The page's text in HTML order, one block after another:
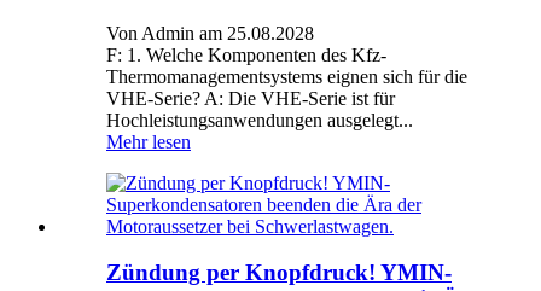
Von Admin am 25.08.2028
F: 1. Welche Komponenten des Kfz-
Thermomanagementsystems eignen sich für die
VHE-Serie? A: Die VHE-Serie ist für
Hochleistungsanwendungen ausgelegt...
Mehr lesen
Zündung per Knopfdruck! YMIN-